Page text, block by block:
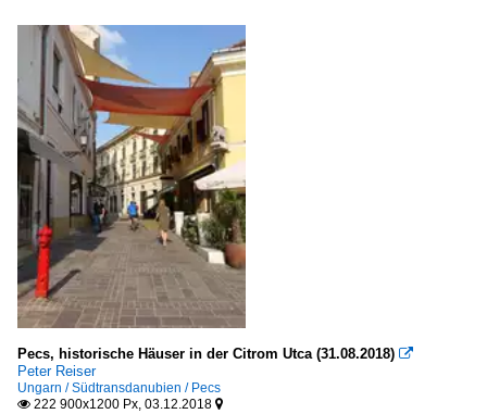
Pecs, historische Häuser in der Citrom Utca (31.08.2018) 
Peter Reiser
Ungarn / Südtransdanubien / Pecs
 222 900x1200 Px, 03.12.2018 